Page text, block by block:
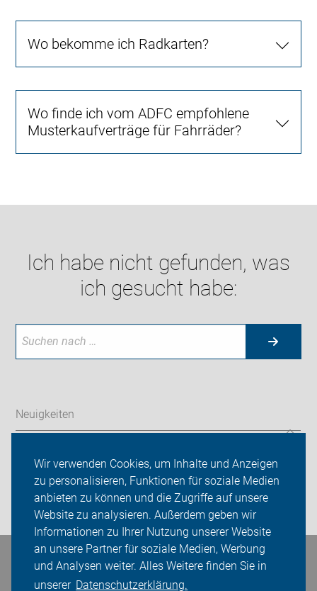
Wir verwenden Cookies, um Inhalte und Anzeigen
zu personalisieren, Funktionen für soziale Medien
anbieten zu können und die Zugriffe auf unsere
Website zu analysieren. Außerdem geben wir
Informationen zu Ihrer Nutzung unserer Website
an unsere Partner für soziale Medien, Werbung
und Analysen weiter. Alles Weitere finden Sie in
unserer Datenschutzerklärung.
Wo bekomme ich Radkarten?
Wo finde ich vom ADFC empfohlene
Musterkaufverträge für Fahrräder?
Ich habe nicht gefunden, was
ich gesucht habe:
Neuigkeiten
Sei dabei
Login
Bleiben Sie in Kontakt